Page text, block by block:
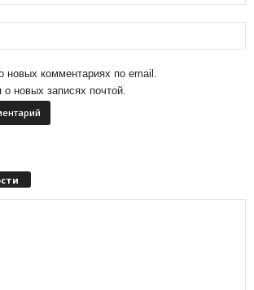
новых комментариях по email.
новых записях почтой.